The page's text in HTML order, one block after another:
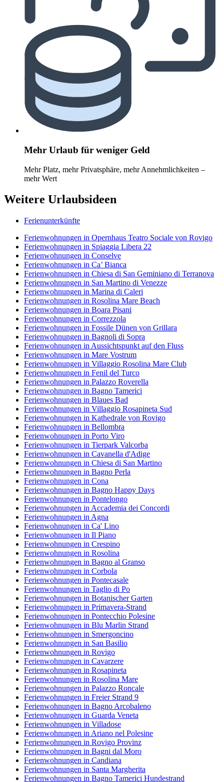
Mehr Urlaub für weniger Geld
Mehr Platz, mehr Privatsphäre, mehr Annehmlichkeiten –
mehr Wert
Weitere Urlaubsideen
Ferienunterkünfte
Ferienwohnungen in Opernhaus Teatro Sociale von Rovigo
Ferienwohnungen in Spiaggia Libera 22
Ferienwohnungen in Conselve
Ferienwohnungen in Ca’ Bianca
Ferienwohnungen in Chiesa di San Geminiano di Terranova
Ferienwohnungen in San Martino di Venezze
Ferienwohnungen in Marina di Caleri
Ferienwohnungen in Rosolina Mare Beach
Ferienwohnungen in Boara Pisani
Ferienwohnungen in Correzzola
Ferienwohnungen in Fossile Dünen von Grillara
Ferienwohnungen in Bagnoli di Sopra
Ferienwohnungen in Aussichtspunkt auf den Fluss
Ferienwohnungen in Mare Vostrum
Ferienwohnungen in Villaggio Rosolina Mare Club
Ferienwohnungen in Fenil del Turco
Ferienwohnungen in Palazzo Roverella
Ferienwohnungen in Bagno Tamerici
Ferienwohnungen in Blaues Bad
Ferienwohnungen in Villaggio Rosapineta Sud
Ferienwohnungen in Kathedrale von Rovigo
Ferienwohnungen in Bellombra
Ferienwohnungen in Porto Viro
Ferienwohnungen in Tierpark Valcorba
Ferienwohnungen in Cavanella d'Adige
Ferienwohnungen in Chiesa di San Martino
Ferienwohnungen in Bagno Perla
Ferienwohnungen in Cona
Ferienwohnungen in Bagno Happy Days
Ferienwohnungen in Pontelongo
Ferienwohnungen in Accademia dei Concordi
Ferienwohnungen in Agna
Ferienwohnungen in Ca' Lino
Ferienwohnungen in Il Piano
Ferienwohnungen in Crespino
Ferienwohnungen in Rosolina
Ferienwohnungen in Bagno al Granso
Ferienwohnungen in Corbola
Ferienwohnungen in Pontecasale
Ferienwohnungen in Taglio di Po
Ferienwohnungen in Botanischer Garten
Ferienwohnungen in Primavera-Strand
Ferienwohnungen in Pontecchio Polesine
Ferienwohnungen in Blu Marlin Strand
Ferienwohnungen in Smergoncino
Ferienwohnungen in San Basilio
Ferienwohnungen in Rovigo
Ferienwohnungen in Cavarzere
Ferienwohnungen in Rosapineta
Ferienwohnungen in Rosolina Mare
Ferienwohnungen in Palazzo Roncale
Ferienwohnungen in Freier Strand 9
Ferienwohnungen in Bagno Arcobaleno
Ferienwohnungen in Guarda Veneta
Ferienwohnungen in Villadose
Ferienwohnungen in Ariano nel Polesine
Ferienwohnungen in Rovigo Provinz
Ferienwohnungen in Bagni dal Moro
Ferienwohnungen in Candiana
Ferienwohnungen in Santa Margherita
Ferienwohnungen in Bagno Tamerici Hundestrand